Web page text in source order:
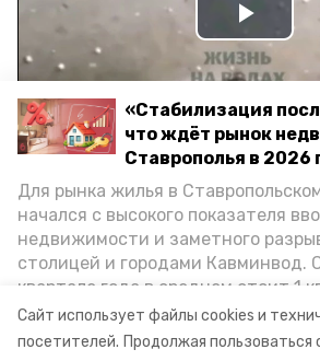
Сайт использует файлы cookies и
посетителей. Продолжая пользоваться
«Стабилизация
что ждёт рынок
Ставрополья в 2026
Для рынка жилья в
начался с высокого показателя
недвижимости и заметного
столицей и городами Кавминвод.
квартале года в среднем стоит 1
городах и округах региона, как
первичку и вторичку, какова
Play
Видео: Личный архив жителей
град предгорный николай
предгорный предгорный округ
предгорный округ новости кмв